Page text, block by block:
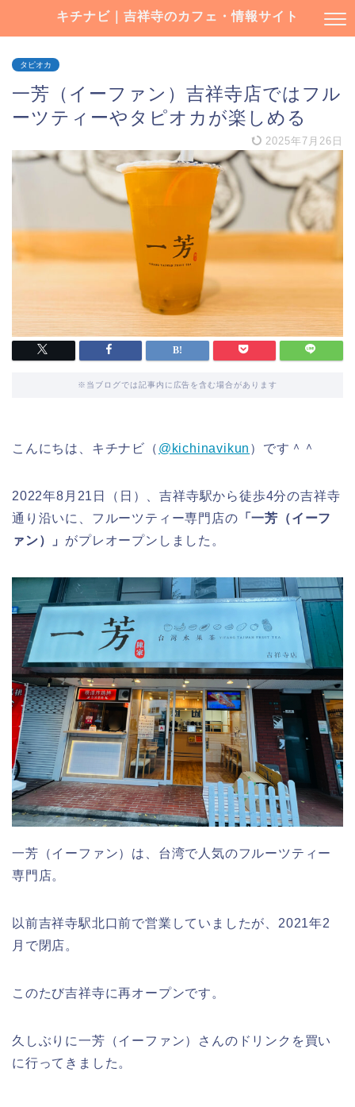
キチナビ｜吉祥寺のカフェ・情報サイト
タピオカ
一芳（イーファン）吉祥寺店ではフル
ーツティーやタピオカが楽しめる
2025年7月26日
※当ブログでは記事内に広告を含む場合があります
こんにちは、キチナビ（ @kichinavikun ）です＾＾
2022年8月21日（日）、吉祥寺駅から徒歩4分の吉祥寺
通り沿いに、フルーツティー専門店の 「一芳（イーフ
ァン）」 がプレオープンしました。
一芳（イーファン）は、台湾で人気のフルーツティー
専門店。
以前吉祥寺駅北口前で営業していましたが、2021年2
月で閉店。
このたび吉祥寺に再オープンです。
久しぶりに一芳（イーファン）さんのドリンクを買い
に行ってきました。